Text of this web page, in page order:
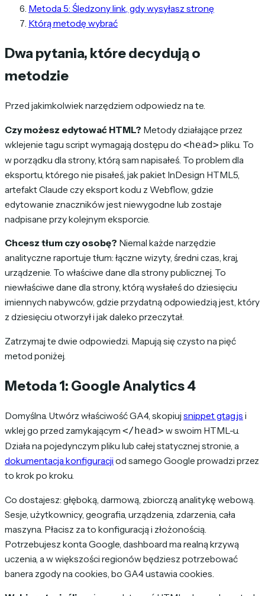
Metoda 5: Śledzony link, gdy wysyłasz stronę
Którą metodę wybrać
Dwa pytania, które decydują o
metodzie
Przed jakimkolwiek narzędziem odpowiedz na te.
Czy możesz edytować HTML? Metody działające przez
wklejenie tagu script wymagają dostępu do <head> pliku. To
w porządku dla strony, którą sam napisałeś. To problem dla
eksportu, którego nie pisałeś, jak pakiet InDesign HTML5,
artefakt Claude czy eksport kodu z Webflow, gdzie
edytowanie znaczników jest niewygodne lub zostaje
nadpisane przy kolejnym eksporcie.
Chcesz tłum czy osobę? Niemal każde narzędzie
analityczne raportuje tłum: łączne wizyty, średni czas, kraj,
urządzenie. To właściwe dane dla strony publicznej. To
niewłaściwe dane dla strony, którą wysłałeś do dziesięciu
imiennych nabywców, gdzie przydatną odpowiedzią jest, który
z dziesięciu otworzył i jak daleko przeczytał.
Zatrzymaj te dwie odpowiedzi. Mapują się czysto na pięć
metod poniżej.
Metoda 1: Google Analytics 4
Domyślna. Utwórz właściwość GA4, skopiuj snippet gtag.js i
wklej go przed zamykającym </head> w swoim HTML-u.
Działa na pojedynczym pliku lub całej statycznej stronie, a
dokumentacja konfiguracji od samego Google prowadzi przez
to krok po kroku.
Co dostajesz: głęboką, darmową, zbiorczą analitykę webową.
Sesje, użytkownicy, geografia, urządzenia, zdarzenia, cała
maszyna. Płacisz za to konfiguracją i złożonością.
Potrzebujesz konta Google, dashboard ma realną krzywą
uczenia, a w większości regionów będziesz potrzebować
banera zgody na cookies, bo GA4 ustawia cookies.